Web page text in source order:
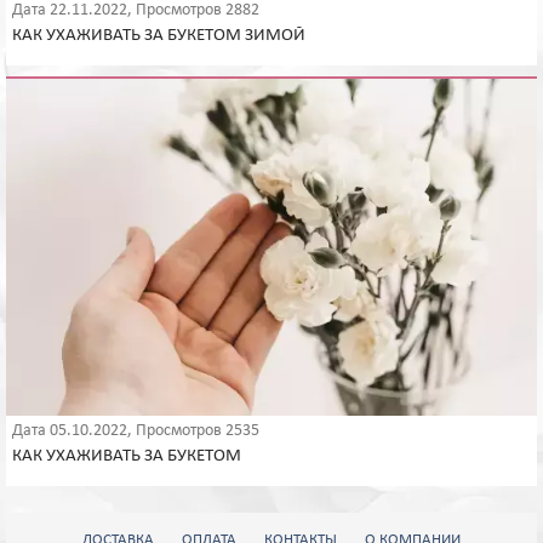
Дата 22.11.2022, Просмотров 2882
КАК УХАЖИВАТЬ ЗА БУКЕТОМ ЗИМОЙ
Дата 05.10.2022, Просмотров 2535
КАК УХАЖИВАТЬ ЗА БУКЕТОМ
ДОСТАВКА ОПЛАТА КОНТАКТЫ О КОМПАНИИ